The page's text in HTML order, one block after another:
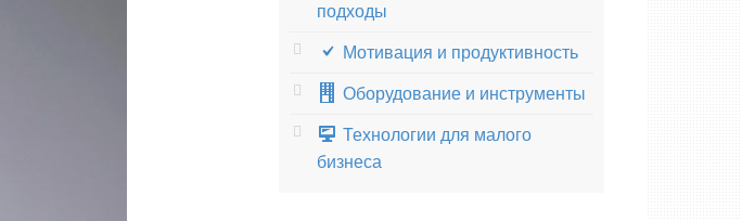
подходы
Мотивация и продуктивность
Оборудование и инструменты
Технологии для малого
бизнеса